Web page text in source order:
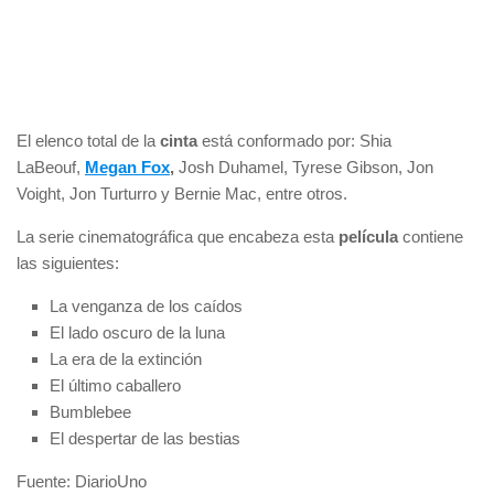
El elenco total de la cinta está conformado por: Shia
LaBeouf, Megan Fox, Josh Duhamel, Tyrese Gibson, Jon
Voight, Jon Turturro y Bernie Mac, entre otros.
La serie cinematográfica que encabeza esta película contiene
las siguientes:
La venganza de los caídos
El lado oscuro de la luna
La era de la extinción
El último caballero
Bumblebee
El despertar de las bestias
Fuente: DiarioUno